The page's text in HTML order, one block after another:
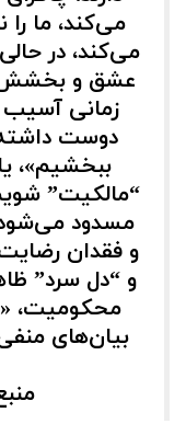
می‌کند، ما
می‌کند، در
عشق و بخشش
زمانی
دوست
ببخشیم»،
“مالکیت”
مسدود
و فقدان
و “دل سرد”
محکومیت،
بیان‌های